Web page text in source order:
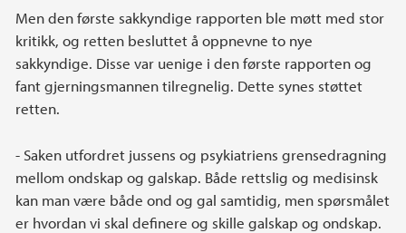
Men den første sakkyndige rapporten ble møtt med stor
kritikk, og retten besluttet å oppnevne to nye
sakkyndige. Disse var uenige i den første rapporten og
fant gjerningsmannen tilregnelig. Dette synes støttet
retten.
- Saken utfordret jussens og psykiatriens grensedragning
mellom ondskap og galskap. Både rettslig og medisinsk
kan man være både ond og gal samtidig, men spørsmålet
er hvordan vi skal definere og skille galskap og ondskap.